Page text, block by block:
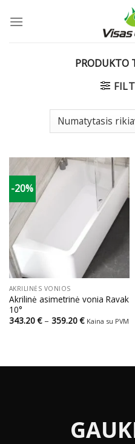
PRODUKTO
-20%
AKRILINĖS VONIOS
Akrilinė asimetrinė vonia Ravak
10°
343.20€ – 359.20€Price
range:
Kaina su PVM